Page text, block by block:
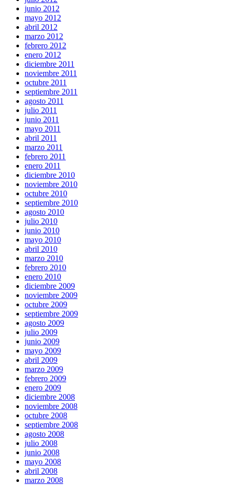
junio 2012
mayo 2012
abril 2012
marzo 2012
febrero 2012
enero 2012
diciembre 2011
noviembre 2011
octubre 2011
septiembre 2011
agosto 2011
julio 2011
junio 2011
mayo 2011
abril 2011
marzo 2011
febrero 2011
enero 2011
diciembre 2010
noviembre 2010
octubre 2010
septiembre 2010
agosto 2010
julio 2010
junio 2010
mayo 2010
abril 2010
marzo 2010
febrero 2010
enero 2010
diciembre 2009
noviembre 2009
octubre 2009
septiembre 2009
agosto 2009
julio 2009
junio 2009
mayo 2009
abril 2009
marzo 2009
febrero 2009
enero 2009
diciembre 2008
noviembre 2008
octubre 2008
septiembre 2008
agosto 2008
julio 2008
junio 2008
mayo 2008
abril 2008
marzo 2008